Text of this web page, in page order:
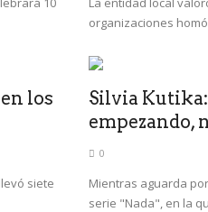
organizaciones
los
siete
Silvia
empezando,
0
Mientras aguarda
serie "Nada", en la